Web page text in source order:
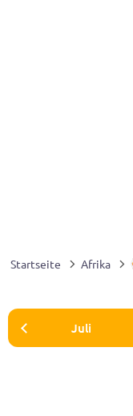
Startseite Afrika
Juli